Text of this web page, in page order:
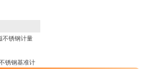
不锈钢计量
锈钢基准计